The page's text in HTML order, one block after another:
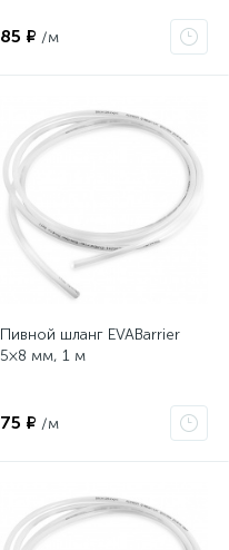
85 ₽ /м
Пивной шланг EVABarrier
5×8 мм, 1 м
75 ₽ /м